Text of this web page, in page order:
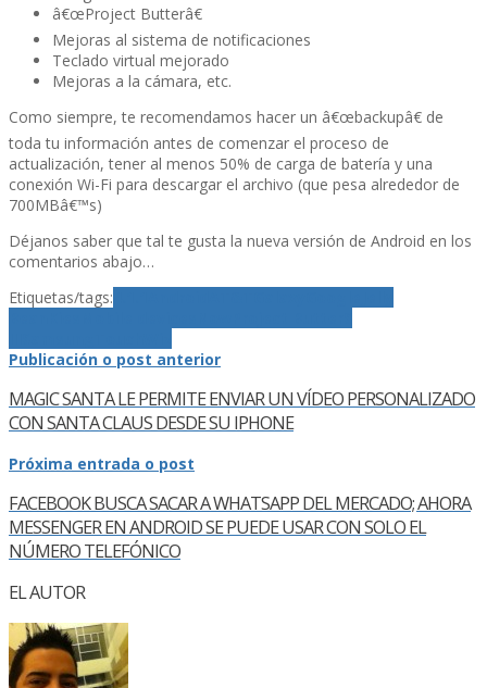
â€œProject Butterâ€
Mejoras al sistema de notificaciones
Teclado virtual mejorado
Mejoras a la cámara, etc.
Como siempre, te recomendamos hacer un â€œbackupâ€ de
toda tu información antes de comenzar el proceso de
actualización, tener al menos 50% de carga de baterí­a y una
conexión Wi-Fi para descargar el archivo (que pesa alrededor de
700MBâ€™s)
Déjanos saber que tal te gusta la nueva versión de Android en los
comentarios abajo…
Etiquetas/tags:
Publicación o post anterior
MAGIC SANTA LE PERMITE ENVIAR UN VÍ­DEO PERSONALIZADO
CON SANTA CLAUS DESDE SU IPHONE
Próxima entrada o post
FACEBOOK BUSCA SACAR A WHATSAPP DEL MERCADO; AHORA
MESSENGER EN ANDROID SE PUEDE USAR CON SOLO EL
NÚMERO TELEFÓNICO
EL AUTOR